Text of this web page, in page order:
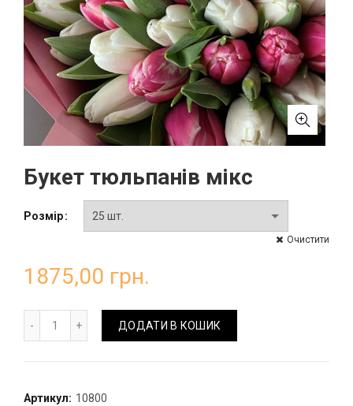
Букет тюльпанів мікс
Розмір
Очистити
1875,00 грн.
Букет тюльпанів мікс кількість
ДОДАТИ В КОШИК
Артикул: 10800